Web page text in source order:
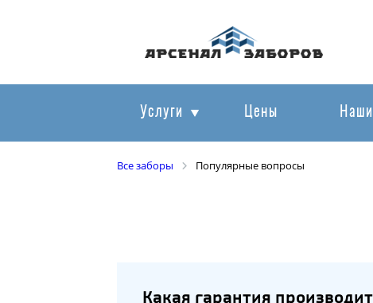
Услуги Цены
Все заборы Популярные вопросы
Какая гарантия